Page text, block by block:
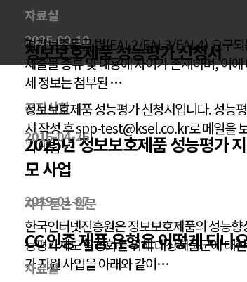
2025-09-10
공지사항
2025년 정보보호제품 성능평가
모 사업
한국인터넷진흥원은 정보보호제품의 성능향
능평가제도 활성화를 위해 대상제품군에 대
가 지원 사업을 아래와 같이…
자료실
정보보호제품 성능평가 신청서
정보보호제품 성능평가 신청서입니다. 성능
서 작성 후 spp-test@ksel.co.kr로 메일을
기 바랍…
2019-01-07
자료실
평가보증등급 별(EAL2/EAL3/EAL4) 요구되
제출물 종류 및 내용에 차이가 존재하며, 이에
세 정보는 첨부된 …
2016-04-26
자주 묻는 질문
CC 인증 제품 유형은 어떻게 되나